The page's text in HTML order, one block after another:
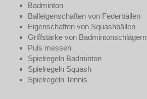
Badminton
Balleigenschaften von Federbällen
Eigenschaften von Squashbällen
Griffstärke von Badmintonschlägern
Puls messen
Spielregeln Badminton
Spielregeln Squash
Spielregeln Tennis